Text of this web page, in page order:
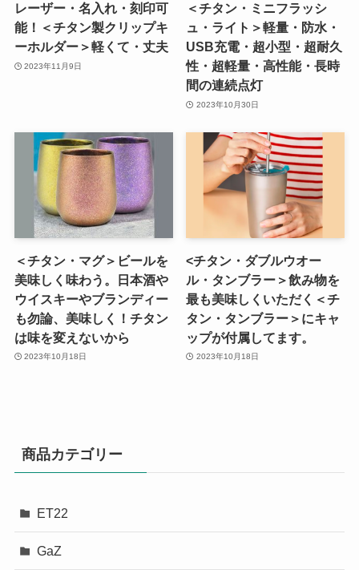
レーザー・名入れ・刻印可
能！＜チタン製クリップキ
ーホルダー＞軽くて・丈夫
2023年11月9日
＜チタン・ミニフラッシ
ュ・ライト＞軽量・防水・
USB充電・超小型・超耐久
性・超軽量・高性能・長時
間の連続点灯
2023年10月30日
＜チタン・マグ＞ビールを
美味しく味わう。日本酒や
ウイスキーやブランディー
も勿論、美味しく！チタン
は味を変えないから
2023年10月18日
<チタン・ダブルウオー
ル・タンブラー＞飲み物を
最も美味しくいただく＜チ
タン・タンブラー＞にキャ
ップが付属してます。
2023年10月18日
商品カテゴリー
ET22
GaZ